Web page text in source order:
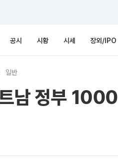
공시 시황 시세 장외/IPO
일반
남 정부